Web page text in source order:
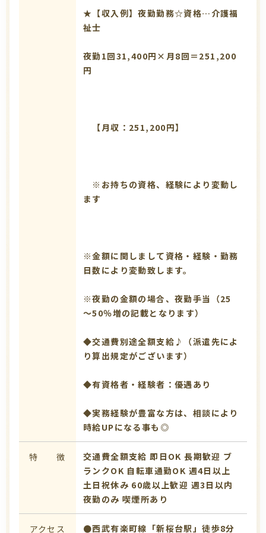
★【収入例】夜勤勤務☆資格…介護福
祉士
夜勤1回31,400円×月8回＝251,200
円
【月収：251,200円】
※お持ちの資格、経験により変動し
ます
※金額に関しまして資格・経験・勤務
日数により変動致します。
※夜勤の金額の場合、夜勤手当（25
～50％増の記載となります）
◆交通費別途全額支給♪（派遣先によ
り算出規定がございます）
◆有資格者・経験者：優遇あり
◆実務経験が豊富な方は、相談により
時給UPになる事も◎
特 徴 交通費全額支給 即日OK 長期歓迎 ブ
ランクOK 自転車通勤OK 週4日以上
土日祝休み 60歳以上歓迎 週3日以内
夜勤のみ 喫煙所あり
アクセス ●西武有楽町線「新桜台駅」徒歩8分